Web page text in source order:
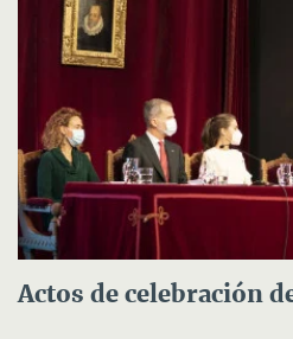
Actos de celebración